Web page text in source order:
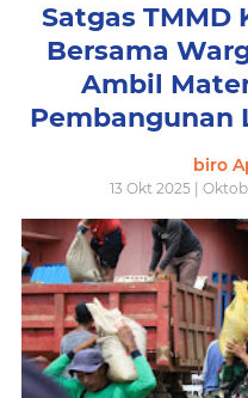
Satgas TMMD
Bersama
Ambil
Pembangunan
biro
13 Okt 2025 |